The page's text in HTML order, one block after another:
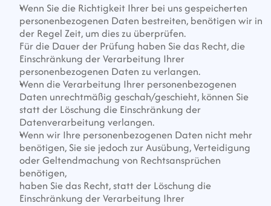
Wenn Sie die Richtigkeit Ihrer bei uns gespeicherten
personenbezogenen Daten bestreiten, benötigen wir in
der Regel Zeit, um dies zu überprüfen.
Für die Dauer der Prüfung haben Sie das Recht, die
Einschränkung der Verarbeitung Ihrer
personenbezogenen Daten zu verlangen.
Wenn die Verarbeitung Ihrer personenbezogenen
Daten unrechtmäßig geschah/geschieht, können Sie
statt der Löschung die Einschränkung der
Datenverarbeitung verlangen.
Wenn wir Ihre personenbezogenen Daten nicht mehr
benötigen, Sie sie jedoch zur Ausübung, Verteidigung
oder Geltendmachung von Rechtsansprüchen
benötigen,
haben Sie das Recht, statt der Löschung die
Einschränkung der Verarbeitung Ihrer